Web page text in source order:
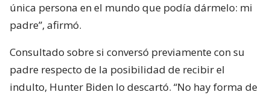
única persona en el mundo que podía dármelo: mi
padre”, afirmó.
Consultado sobre si conversó previamente con su
padre respecto de la posibilidad de recibir el
indulto, Hunter Biden lo descartó. “No hay forma de